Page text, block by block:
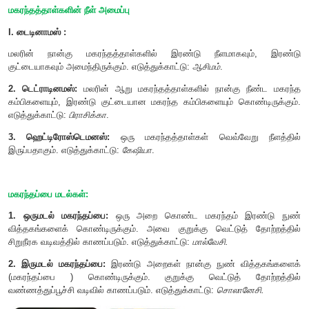
காணப்படுவது வேறுபட்ட உறுப்பிணைவு எனப்படும்.
அல்லி ஒட்டியவை:
எடுத்துக்காட்டு: - கத்தரி,டாட்டூரா
அ. புல்லி ஒட்டியவை:
மகரந்தத்தாள்கள் புல்லி இதழ்களுடன் ஒட்டிக்காணப்படும்.
கிரிவில்லியா(சில்வர் ஓக்)
ஆ. பூவிதழ் ஒட்டியவை(Epiphyllous): மகரந்தத்தாள்கள்
ஒட்டிக் காணப்படும். எடுத்துக்காட்டு: